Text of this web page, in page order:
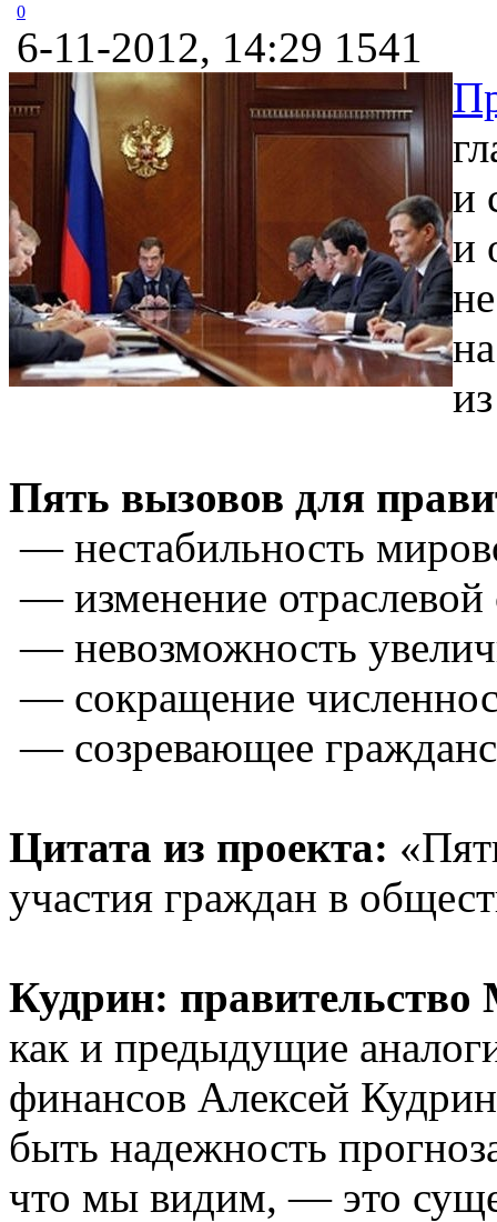
0
6-11-2012, 14:29 1541
и
и
Пять вызовов для
— нестабильность
— изменение отраслевой
— невозможность
— сокращение
— созревающее
Цитата из проекта:
участия граждан в
Кудрин: правительство
как и предыдущие
финансов Алексей
быть надежность
что мы видим, — это